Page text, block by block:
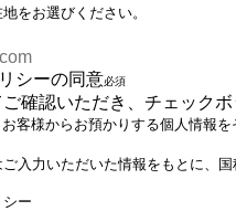
をお選びください。
シーの同意
確認いただき、チェック
客様からお預かりする個人情報
入力いただいた情報をもとに、
ー